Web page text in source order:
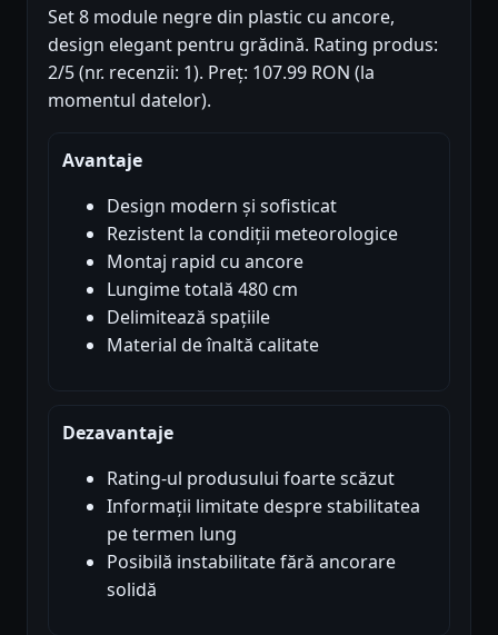
Set 8 module negre din plastic cu ancore,
design elegant pentru grădină. Rating produs:
2/5 (nr. recenzii: 1). Preț: 107.99 RON (la
momentul datelor).
Avantaje
Design modern și sofisticat
Rezistent la condiții meteorologice
Montaj rapid cu ancore
Lungime totală 480 cm
Delimitează spațiile
Material de înaltă calitate
Dezavantaje
Rating-ul produsului foarte scăzut
Informații limitate despre stabilitatea
pe termen lung
Posibilă instabilitate fără ancorare
solidă